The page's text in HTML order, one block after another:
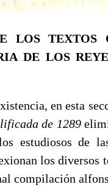
LOS TEXTOS
DE LOS
en esta
de 1289
estudiosos de
los diversos
compilación